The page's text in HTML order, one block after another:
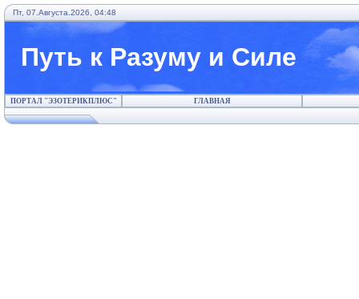
Пт, 07.Августа.2026, 04:48
Путь к Разуму и Силе
ПОРТАЛ "ЭЗОТЕРИКПЛЮС" ГЛАВНАЯ